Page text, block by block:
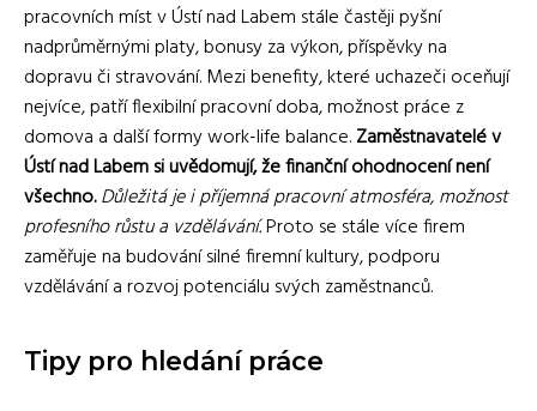
pracovních míst v Ústí nad Labem stále častěji pyšní
nadprůměrnými platy, bonusy za výkon, příspěvky na
dopravu či stravování. Mezi benefity, které uchazeči oceňují
nejvíce, patří flexibilní pracovní doba, možnost práce z
domova a další formy work-life balance.Zaměstnavatelé v
Ústí nad Labem si uvědomují, že finanční ohodnocení není
všechno.Důležitá je i příjemná pracovní atmosféra, možnost
profesního růstu a vzdělávání.Proto se stále více firem
zaměřuje na budování silné firemní kultury, podporu
vzdělávání a rozvoj potenciálu svých zaměstnanců.
Tipy pro hledání práce